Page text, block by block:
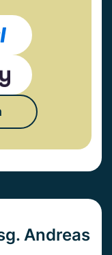
Andreas